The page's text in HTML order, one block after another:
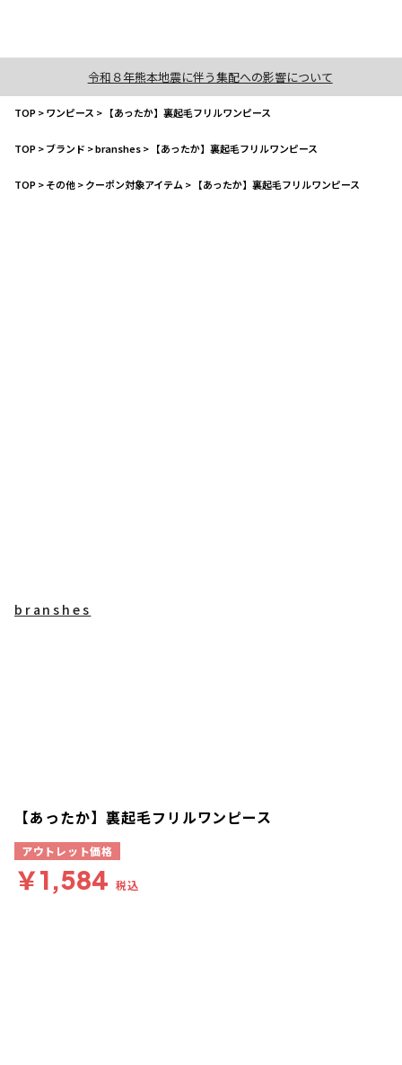
令和８年熊本地震に伴う集配への影響について
TOP>ワンピース > 【あったか】裏起毛フリルワンピース
TOP>ブランド >branshes> 【あったか】裏起毛フリルワンピース
TOP>その他>クーポン対象アイテム > 【あったか】裏起毛フリルワンピース
branshes
【あったか】裏起毛フリルワンピース
アウトレット価格
￥1,584 税込